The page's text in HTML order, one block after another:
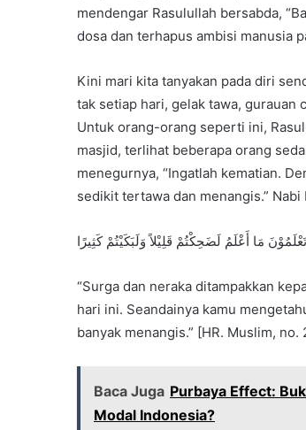
mendengar Rasulullah bersabda,
dosa dan terhapus ambisi manusia
Kini mari kita tanyakan pada diri
tak setiap hari, gelak tawa, gurauan
Untuk orang-orang seperti ini,
masjid, terlihat beberapa orang
menegurnya, “Ingatlah kematian.
sedikit tertawa dan menangis.” Nabi
مَا أَعْلَمُ لَضَحِكْتُمْ قَلِيْلاً وَلَبَكَيْتُمْ كَثِيرًا
“Surga dan neraka ditampakkan
hari ini. Seandainya kamu
banyak menangis.” [HR. Muslim, no.
Baca Juga Purbaya Effect:
Modal Indonesia?